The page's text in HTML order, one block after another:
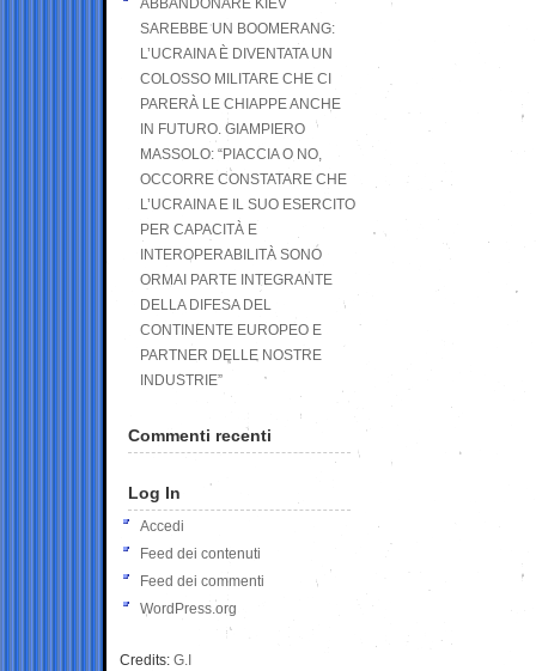
ABBANDONARE KIEV
SAREBBE UN BOOMERANG:
L’UCRAINA È DIVENTATA UN
COLOSSO MILITARE CHE CI
PARERÀ LE CHIAPPE ANCHE
IN FUTURO. GIAMPIERO
MASSOLO: “PIACCIA O NO,
OCCORRE CONSTATARE CHE
L’UCRAINA E IL SUO ESERCITO
PER CAPACITÀ E
INTEROPERABILITÀ SONO
ORMAI PARTE INTEGRANTE
DELLA DIFESA DEL
CONTINENTE EUROPEO E
PARTNER DELLE NOSTRE
INDUSTRIE”
Commenti recenti
Log In
Accedi
Feed dei contenuti
Feed dei commenti
WordPress.org
Credits: G.I